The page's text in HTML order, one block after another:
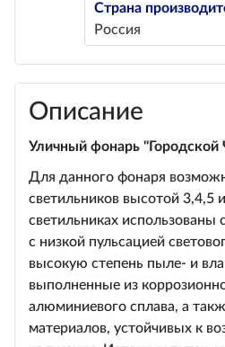
Страна
Россия
Описание
Уличный фонарь "Городской
Для данного фонаря
светильников высотой 3,4,5
светильниках
с низкой пульсацией
высокую степень пыле- и
выполненные из
алюминиевого сплава, а
материалов, устойчивых к